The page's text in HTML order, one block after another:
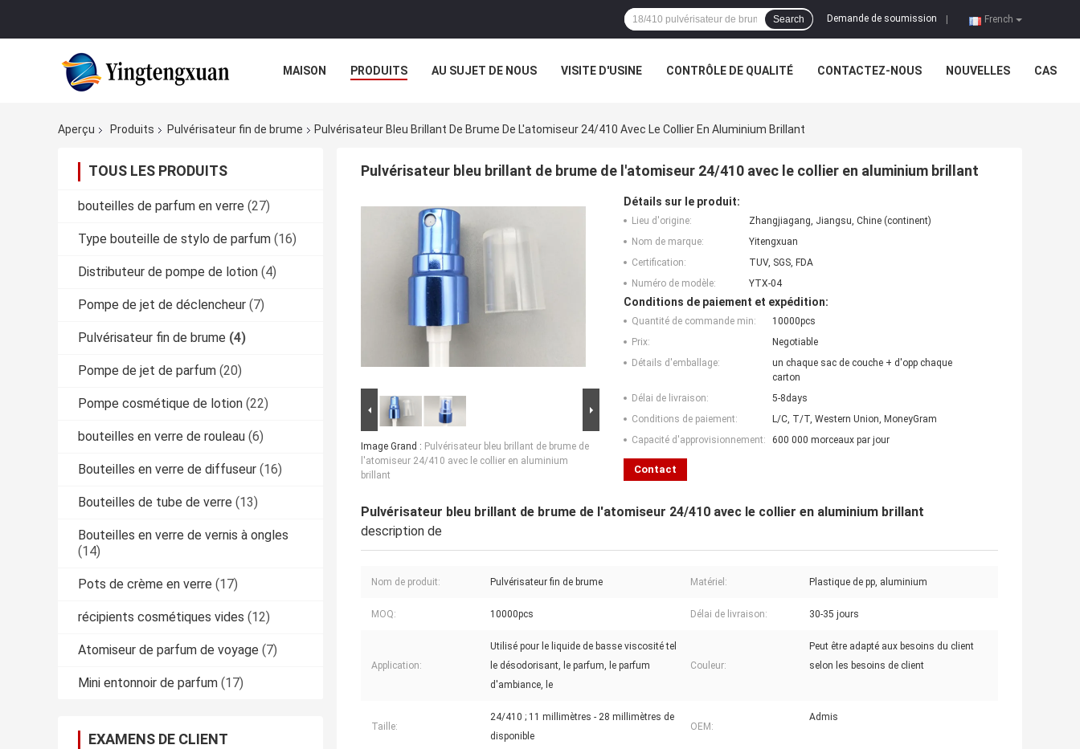
French
Demande de soumission
Search
MAISON PRODUITS AU SUJET DE NOUS VISITE D'USINE CONTRÔLE DE QUALITÉ CONTACTEZ-NOUS NOUVELLES CAS
Aperçu Produits Pulvérisateur fin de brume Pulvérisateur Bleu Brillant De Brume De L'atomiseur 24/410 Avec Le Collier En Aluminium Brillant
TOUS LES PRODUITS
bouteilles de parfum en verre (27)
Type bouteille de stylo de parfum (16)
Distributeur de pompe de lotion (4)
Pompe de jet de déclencheur (7)
Pulvérisateur fin de brume (4)
Pompe de jet de parfum (20)
Pompe cosmétique de lotion (22)
bouteilles en verre de rouleau (6)
Bouteilles en verre de diffuseur (16)
Bouteilles de tube de verre (13)
Bouteilles en verre de vernis à ongles
(14)
Pots de crème en verre (17)
récipients cosmétiques vides (12)
Atomiseur de parfum de voyage (7)
Mini entonnoir de parfum (17)
EXAMENS DE CLIENT
Pulvérisateur bleu brillant de brume de l'atomiseur 24/410 avec le collier en aluminium brillant
Image Grand : Pulvérisateur bleu brillant de brume de
l'atomiseur 24/410 avec le collier en aluminium
brillant
Détails sur le produit:
Lieu d'origine:
Zhangjiagang, Jiangsu, Chine (continent)
Nom de marque:
Yitengxuan
Certification:
TUV, SGS, FDA
Numéro de modèle:
YTX-04
Conditions de paiement et expédition:
Quantité de commande min:
10000pcs
Prix:
Negotiable
Détails d'emballage:
un chaque sac de couche + d'opp chaque
carton
Délai de livraison:
5-8days
Conditions de paiement:
L/C, T/T, Western Union, MoneyGram
Capacité d'approvisionnement:
600 000 morceaux par jour
Contact
Pulvérisateur bleu brillant de brume de l'atomiseur 24/410 avec le collier en aluminium brillant
description de
Nom de produit: Pulvérisateur fin de brume Matériel: Plastique de pp, aluminium
MOQ: 10000pcs Délai de livraison: 30-35 jours
Application:
Utilisé pour le liquide de basse viscosité tel
le désodorisant, le parfum, le parfum
d'ambiance, le
Couleur:
Peut être adapté aux besoins du client
selon les besoins de client
Taille:
24/410 ; 11 millimètres - 28 millimètres de
disponible
OEM:
Admis